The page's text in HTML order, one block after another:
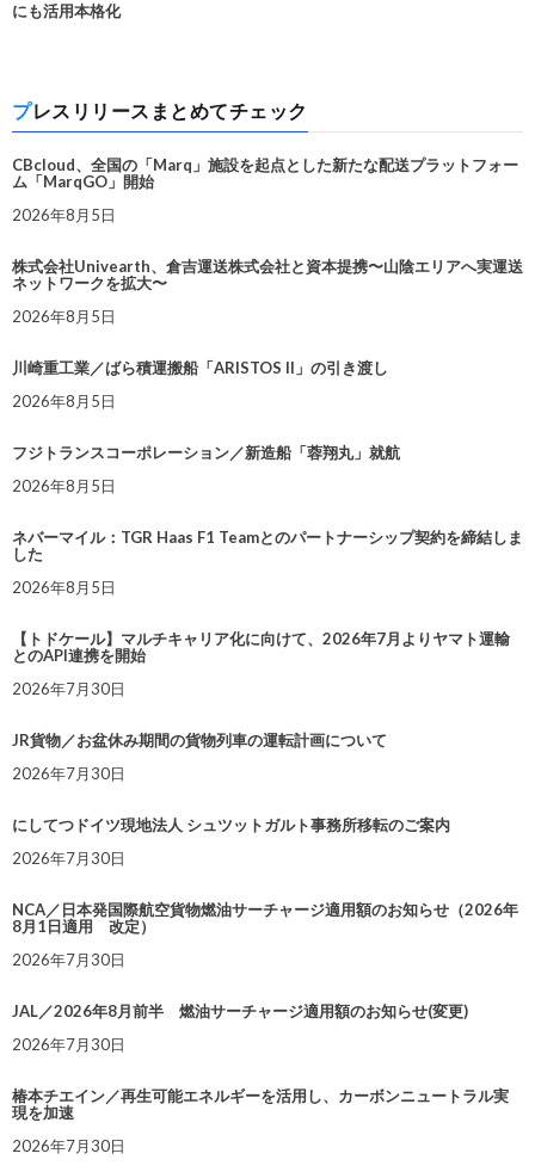
にも活用本格化
プレスリリースまとめてチェック
CBcloud、全国の「Marq」施設を起点とした新たな配送プラットフォー
ム「MarqGO」開始
2026年8月5日
株式会社Univearth、倉吉運送株式会社と資本提携〜山陰エリアへ実運送
ネットワークを拡大〜
2026年8月5日
川崎重工業／ばら積運搬船「ARISTOS II」の引き渡し
2026年8月5日
フジトランスコーポレーション／新造船「蓉翔丸」就航
2026年8月5日
ネバーマイル：TGR Haas F1 Teamとのパートナーシップ契約を締結しま
した
2026年8月5日
【トドケール】マルチキャリア化に向けて、2026年7月よりヤマト運輸
とのAPI連携を開始
2026年7月30日
JR貨物／お盆休み期間の貨物列車の運転計画について
2026年7月30日
にしてつドイツ現地法人 シュツットガルト事務所移転のご案内
2026年7月30日
NCA／日本発国際航空貨物燃油サーチャージ適用額のお知らせ（2026年
8月1日適用 改定）
2026年7月30日
JAL／2026年8月前半 燃油サーチャージ適用額のお知らせ(変更)
2026年7月30日
椿本チエイン／再生可能エネルギーを活用し、カーボンニュートラル実
現を加速
2026年7月30日